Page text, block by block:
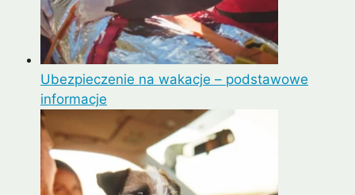
Ubezpieczenie na wakacje – podstawowe
informacje